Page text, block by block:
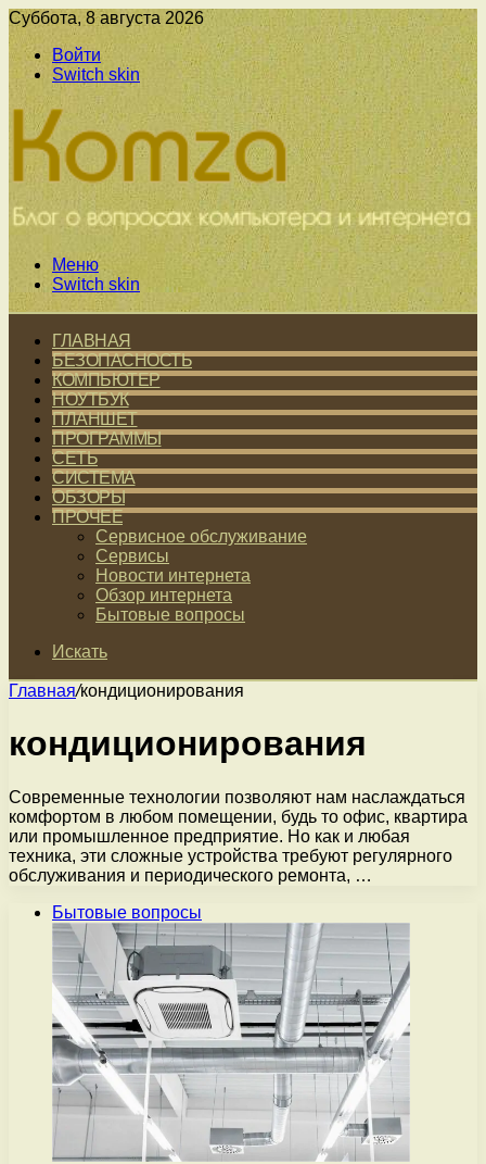
Суббота, 8 августа 2026
Войти
Switch skin
Меню
Switch skin
ГЛАВНАЯ
БЕЗОПАСНОСТЬ
КОМПЬЮТЕР
НОУТБУК
ПЛАНШЕТ
ПРОГРАММЫ
СЕТЬ
СИСТЕМА
ОБЗОРЫ
ПРОЧЕЕ
Сервисное обслуживание
Сервисы
Новости интернета
Обзор интернета
Бытовые вопросы
Искать
Главная/кондиционирования
кондиционирования
Современные технологии позволяют нам наслаждаться
комфортом в любом помещении, будь то офис, квартира
или промышленное предприятие. Но как и любая
техника, эти сложные устройства требуют регулярного
обслуживания и периодического ремонта, …
Бытовые вопросы